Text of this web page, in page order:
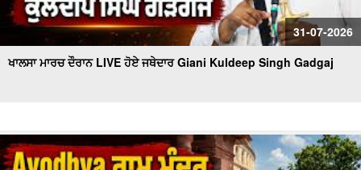
31-07-2026
ਖਾਲਸਾ ਮਾਰਚ ਦੌਰਾਨ LIVE ਹੋਏ ਜਥੇਦਾਰ Giani Kuldeep Singh Gadgaj